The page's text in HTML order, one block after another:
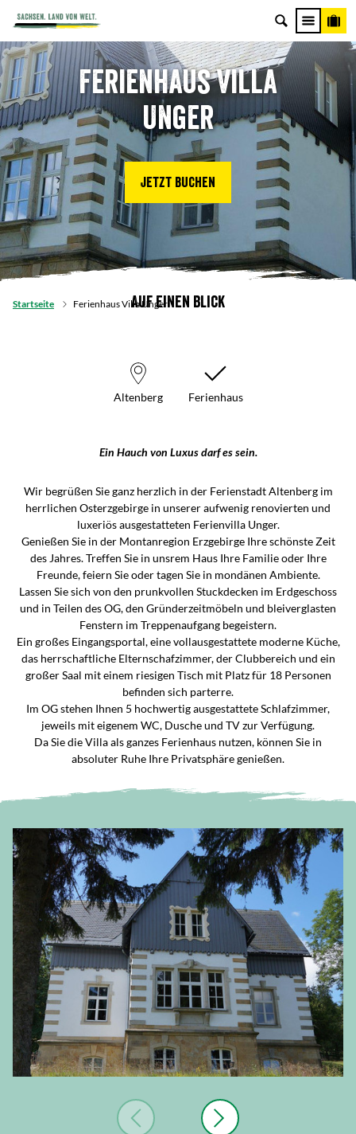
Ferienhaus Villa
Unger
Jetzt buchen
Startseite Ferienhaus Villa UngerAuf einen Blick
Altenberg Ferienhaus
Ein Hauch von Luxus darf es sein.
Wir begrüßen Sie ganz herzlich in der Ferienstadt Altenberg im
herrlichen Osterzgebirge in unserer aufwenig renovierten und
luxeriös ausgestatteten Ferienvilla Unger.
Genießen Sie in der Montanregion Erzgebirge Ihre schönste Zeit
des Jahres. Treffen Sie in unsrem Haus Ihre Familie oder Ihre
Freunde, feiern Sie oder tagen Sie in mondänen Ambiente.
Lassen Sie sich von den prunkvollen Stuckdecken im Erdgeschoss
und in Teilen des OG, den Gründerzeitmöbeln und bleiverglasten
Fenstern im Treppenaufgang begeistern.
Ein großes Eingangsportal, eine vollausgestattete moderne Küche,
das herrschaftliche Elternschafzimmer, der Clubbereich und ein
großer Saal mit einem riesigen Tisch mit Platz für 18 Personen
befinden sich parterre.
Im OG stehen Ihnen 5 hochwertig ausgestattete Schlafzimmer,
jeweils mit eigenem WC, Dusche und TV zur Verfügung.
Da Sie die Villa als ganzes Ferienhaus nutzen, können Sie in
absoluter Ruhe Ihre Privatsphäre genießen.